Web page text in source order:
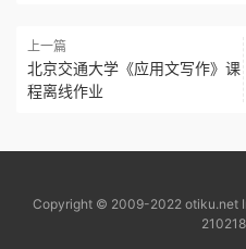
上一篇
北京交通大学《应用文写作》课
程离线作业
Copyright © 2009-2022 otiku.net